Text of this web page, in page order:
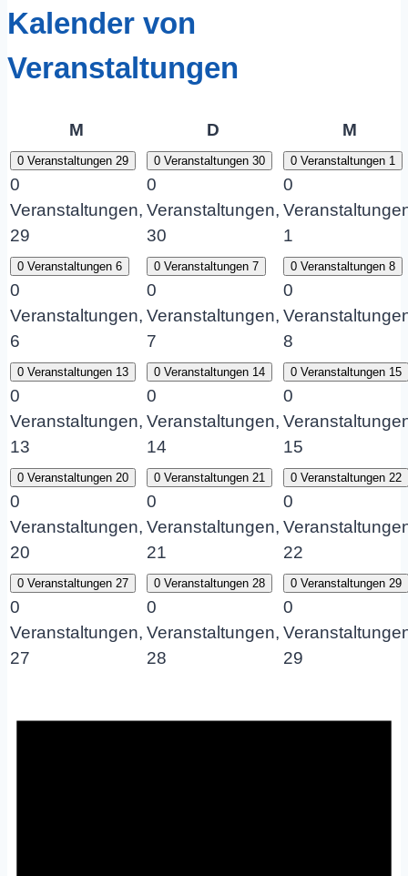
Kalender von
Veranstaltungen
M D M
0 Veranstaltungen 29
0
Veranstaltungen,
29
0 Veranstaltungen 30
0
Veranstaltungen,
30
0 Veranstaltungen 1
0
1
0 Veranstaltungen 6
0
Veranstaltungen,
6
0 Veranstaltungen 7
0
Veranstaltungen,
7
0 Veranstaltungen 8
0
8
0 Veranstaltungen 13
0
Veranstaltungen,
13
0 Veranstaltungen 14
0
Veranstaltungen,
14
0 Veranstaltungen 15
0
15
0 Veranstaltungen 20
0
Veranstaltungen,
20
0 Veranstaltungen 21
0
Veranstaltungen,
21
0 Veranstaltungen 22
0
22
0 Veranstaltungen 27
0
Veranstaltungen,
27
0 Veranstaltungen 28
0
Veranstaltungen,
28
0 Veranstaltungen 29
0
29